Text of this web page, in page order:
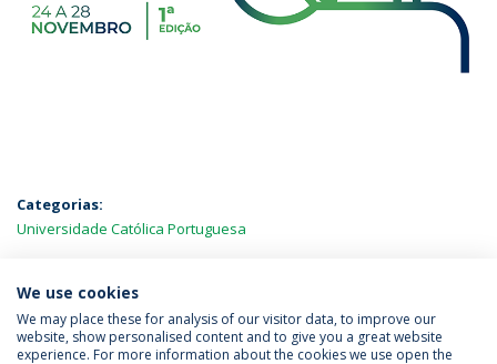
Categorias:
Universidade Católica Portuguesa
MAIS NOTÍCIAS
Política de Privacidade Termos & Condições
We use cookies
We may place these for analysis of our visitor data, to improve our
website, show personalised content and to give you a great website
experience. For more information about the cookies we use open the